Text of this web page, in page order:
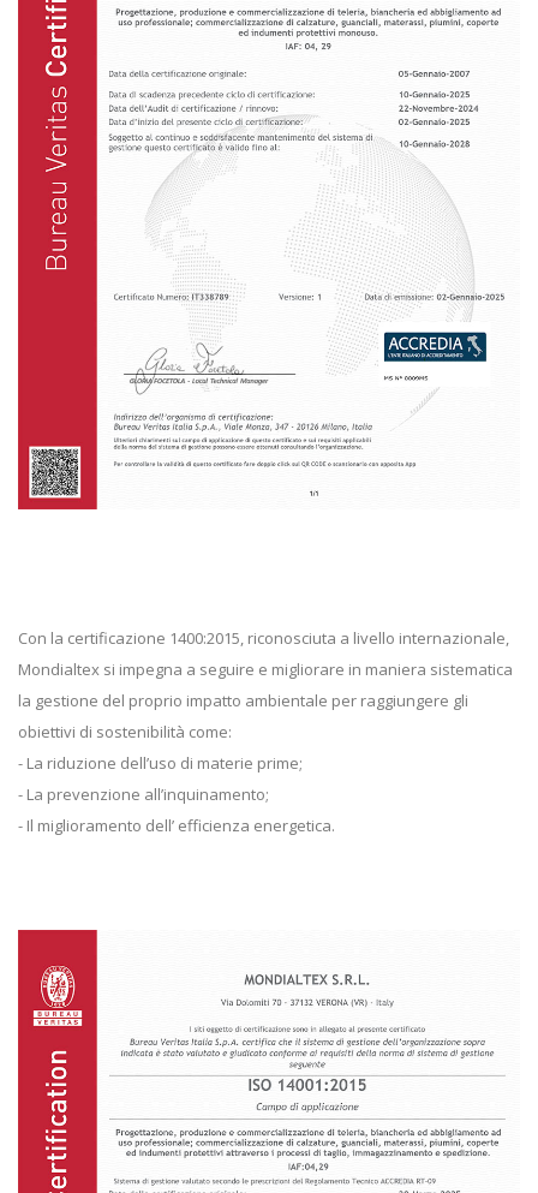
Con la certificazione 1400:2015, riconosciuta a livello internazionale,
Mondialtex si impegna a seguire e migliorare in maniera sistematica
la gestione del proprio impatto ambientale per raggiungere gli
obiettivi di sostenibilità come:
- La riduzione dell’uso di materie prime;
- La prevenzione all’inquinamento;
- Il miglioramento dell’ efficienza energetica.